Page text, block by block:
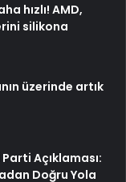
hızlı! AMD,
silikona
üzerinde artık
Parti Açıklaması:
Doğru Yola